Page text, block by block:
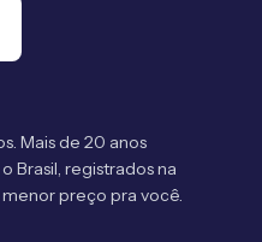
Mais de 20 anos
Brasil, registrados na
preço pra você.